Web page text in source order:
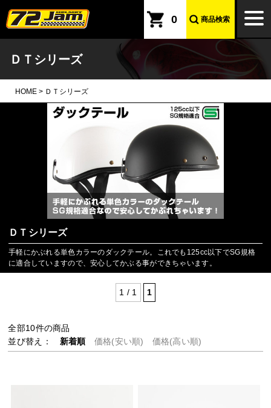
本文へ
0 商品検索
ＤＴシリーズ
HOME > ＤＴシリーズ
ＤＴシリーズ
手軽にかぶれる単色カラーのダックテール。これでも125cc以下でSG規格
に適合していますので、安心してかぶる事ができちゃいます。
1 / 1 1
全部10件の商品
並び替え：
新着順 価格(安い順) 価格(高い順)